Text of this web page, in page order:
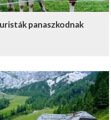
panaszkodnak